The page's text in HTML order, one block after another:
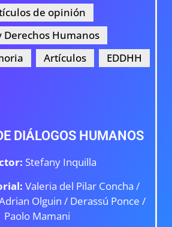
de opinión
Derechos Humanos
Artículos EDDHH
DIÁLOGOS HUMANOS
Stefany Inquilla
Valeria del Pilar Concha /
Olguin / Derassú Ponce /
Paolo Mamani